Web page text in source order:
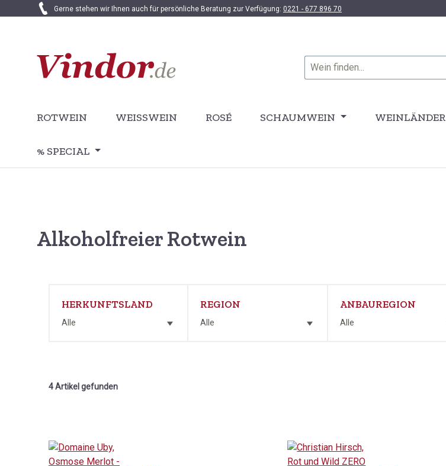
Hauptinhalt springen
Zur Suche springen
Zur Hauptnavigation springen
Gerne stehen wir Ihnen auch für persönliche Beratung zur Verfügung: 0221 - 677 896 70
ROTWEIN WEISSWEIN ROSÉ SCHAUMWEIN WEINLÄNDER
% SPECIAL
Alkoholfreier Rotwein
HERKUNFTSLAND
Alle
REGION
Alle
ANBAUREGION
Alle
4 Artikel gefunden